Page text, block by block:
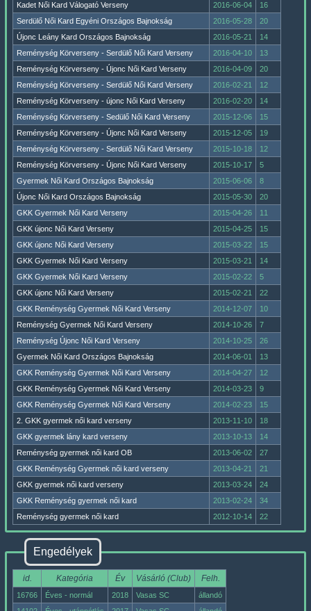
Kadet Női Kard Válogató Verseny
2016-06-04
16
Serdülő Női Kard Egyéni Országos Bajnokság
2016-05-28
20
Újonc Leány Kard Országos Bajnokság
2016-05-21
14
Reménység Körverseny - Serdülő Női Kard Verseny
2016-04-10
13
Reménység Körverseny - Újonc Női Kard Verseny
2016-04-09
20
Reménység Körverseny - Serdülő Női Kard Verseny
2016-02-21
12
Reménység Körverseny - újonc Női Kard Verseny
2016-02-20
14
Reménység Körverseny - Sedülő Női Kard Verseny
2015-12-06
15
Reménység Körverseny - Újonc Női Kard Verseny
2015-12-05
19
Reménység Körverseny - Serdülő Női Kard Verseny
2015-10-18
12
Reménység Körverseny - Újonc Női Kard Verseny
2015-10-17
5
Gyermek Női Kard Országos Bajnokság
2015-06-06
8
Újonc Női Kard Országos Bajnokság
2015-05-30
20
GKK Gyermek Női Kard Verseny
2015-04-26
11
GKK újonc Női Kard Verseny
2015-04-25
15
GKK újonc Női Kard Verseny
2015-03-22
15
GKK Gyermek Női Kard Verseny
2015-03-21
14
GKK Gyermek Női Kard Verseny
2015-02-22
5
GKK újonc Női Kard Verseny
2015-02-21
22
GKK Reménység Gyermek Női Kard Verseny
2014-12-07
10
Reménység Gyermek Női Kard Verseny
2014-10-26
7
Reménység Újonc Női Kard Verseny
2014-10-25
26
Gyermek Női Kard Országos Bajnokság
2014-06-01
13
GKK Reménység Gyermek Női Kard Verseny
2014-04-27
12
GKK Reménység Gyermek Női Kard Verseny
2014-03-23
9
GKK Reménység Gyermek Női Kard Verseny
2014-02-23
15
2. GKK gyermek női kard verseny
2013-11-10
18
GKK gyermek lány kard verseny
2013-10-13
14
Reménység gyermek női kard OB
2013-06-02
27
GKK Reménység Gyermek női kard verseny
2013-04-21
21
GKK gyermek női kard verseny
2013-03-24
24
GKK Reménység gyermek női kard
2013-02-24
34
Reménység gyermek női kard
2012-10-14 22
Engedélyek
id. Kategória Év Vásárló (Club) Felh.
16766 Éves - normál 2018 Vasas SC
állandó